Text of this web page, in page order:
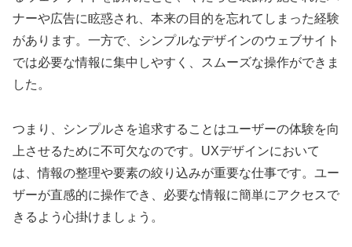
ナーや広告に眩惑され、本来の目的を忘れてしまった経験
があります。一方で、シンプルなデザインのウェブサイト
では必要な情報に集中しやすく、スムーズな操作ができま
した。
つまり、シンプルさを追求することはユーザーの体験を向
上させるために不可欠なのです。UXデザインにおいて
は、情報の整理や要素の絞り込みが重要な仕事です。ユー
ザーが直感的に操作でき、必要な情報に簡単にアクセスで
きるよう心掛けましょう。